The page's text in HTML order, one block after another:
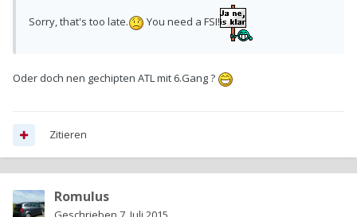
Sorry, that's too late. You need a FSI!
Oder doch nen gechipten ATL mit 6.Gang ?
Zitieren
Romulus